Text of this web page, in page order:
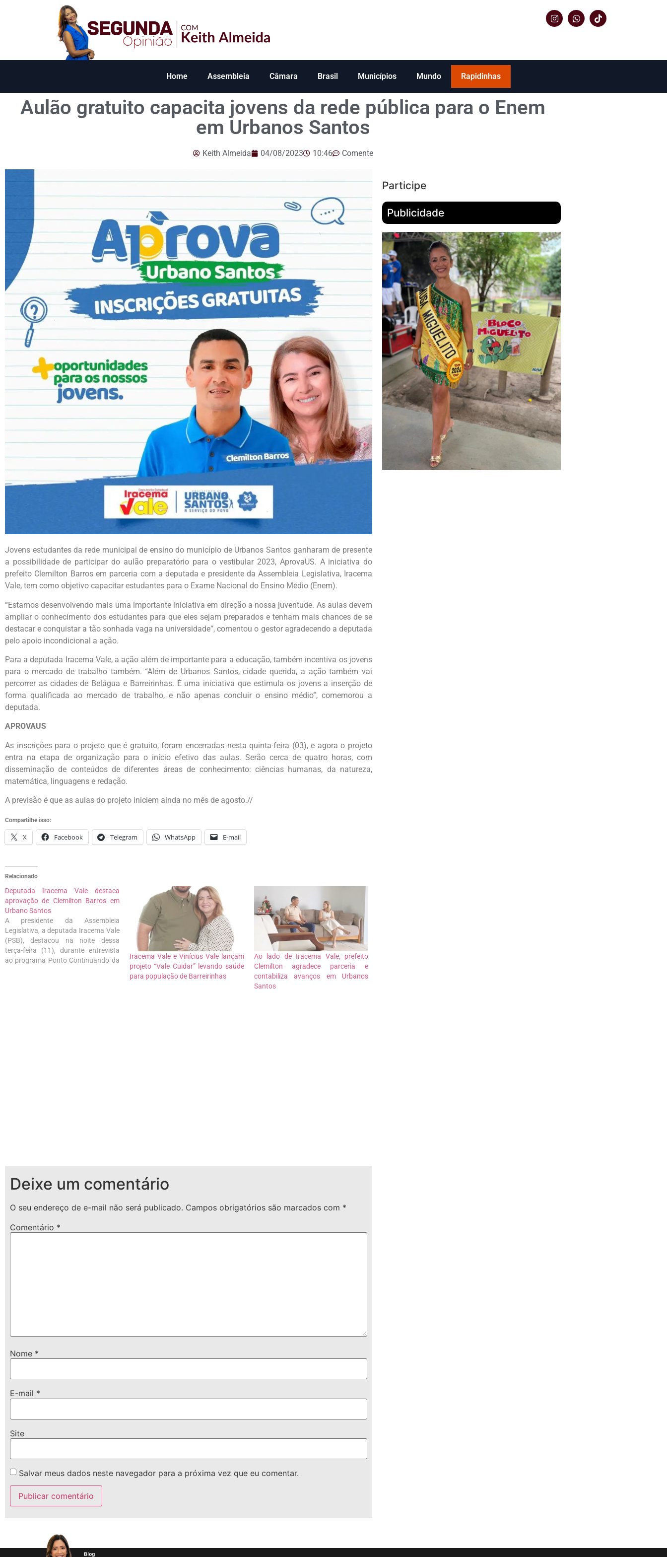
Home Assembleia Câmara Brasil Municípios Mundo Rapidinhas
Aulão gratuito capacita jovens da rede pública para o Enem
em Urbanos Santos
Keith Almeida 04/08/2023 10:46 Comente
Jovens estudantes da rede municipal de ensino do município de Urbanos Santos ganharam de presente
a possibilidade de participar do aulão preparatório para o vestibular 2023, AprovaUS. A iniciativa do
prefeito Clemilton Barros em parceria com a deputada e presidente da Assembleia Legislativa, Iracema
Vale, tem como objetivo capacitar estudantes para o Exame Nacional do Ensino Médio (Enem).
“Estamos desenvolvendo mais uma importante iniciativa em direção a nossa juventude. As aulas devem
ampliar o conhecimento dos estudantes para que eles sejam preparados e tenham mais chances de se
destacar e conquistar a tão sonhada vaga na universidade”, comentou o gestor agradecendo a deputada
pelo apoio incondicional a ação.
Para a deputada Iracema Vale, a ação além de importante para a educação, também incentiva os jovens
para o mercado de trabalho também. “Além de Urbanos Santos, cidade querida, a ação também vai
percorrer as cidades de Belágua e Barreirinhas. É uma iniciativa que estimula os jovens a inserção de
forma qualificada ao mercado de trabalho, e não apenas concluir o ensino médio”, comemorou a
deputada.
APROVAUS
As inscrições para o projeto que é gratuito, foram encerradas nesta quinta-feira (03), e agora o projeto
entra na etapa de organização para o início efetivo das aulas. Serão cerca de quatro horas, com
disseminação de conteúdos de diferentes áreas de conhecimento: ciências humanas, da natureza,
matemática, linguagens e redação.
A previsão é que as aulas do projeto iniciem ainda no mês de agosto.//
Compartilhe isso:
X Facebook Telegram WhatsApp E-mail
Relacionado
Deputada Iracema Vale destaca
aprovação de Clemilton Barros em
Urbano Santos
A presidente da Assembleia
Legislativa, a deputada Iracema Vale
(PSB), destacou na noite dessa
terça-feira (11), durante entrevista
ao programa Ponto Continuando da
Iracema Vale e Vinícius Vale lançam
projeto “Vale Cuidar” levando saúde
para população de Barreirinhas
Ao lado de Iracema Vale, prefeito
Clemilton agradece parceria e
contabiliza avanços em Urbanos
Santos
Deixe um comentário
O seu endereço de e-mail não será publicado. Campos obrigatórios são marcados com *
Comentário *
Nome *
E-mail *
Site
Salvar meus dados neste navegador para a próxima vez que eu comentar.
Participe
Publicidade